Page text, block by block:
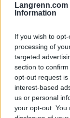
Langrenn.com
Information
If you wish to
processing of
targeted
section to
opt-out request
interest-based
us or personal
your opt-out. You
Også
på 6.plass og
– Det var gøy,
dette føret og
Suvi
bra. Synes jeg
fornøyd med
Karoline